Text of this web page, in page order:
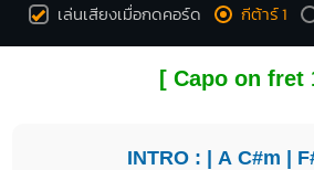
เล่นเสียงเมื่อกดคอร์ด กีต้าร์ 1
[ Capo on fret
INTRO : | A C#m |